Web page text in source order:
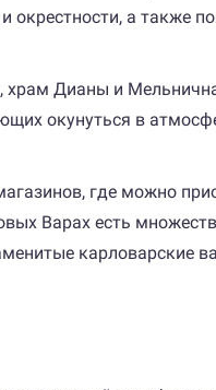
а также
храм Дианы и
окунуться в
где можно
Варах есть
карловарские